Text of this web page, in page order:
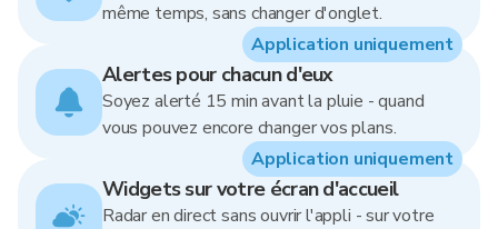
même temps, sans changer d'onglet.
Alertes pour chacun d'eux
Soyez alerté 15 min avant la pluie - quand
vous pouvez encore changer vos plans.
Application uniquement
Widgets sur votre écran d'accueil
Radar en direct sans ouvrir l'appli - sur votre
Application uniquement